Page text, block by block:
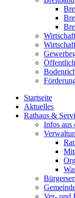
Startseite
Aktuelles
Rathaus &
Infos aus
Ver- und